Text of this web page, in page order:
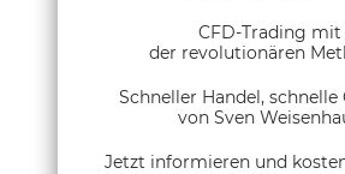
CFD-Trading mit
der revolutionären
Schneller Handel, schnelle
von Sven
Jetzt informieren und